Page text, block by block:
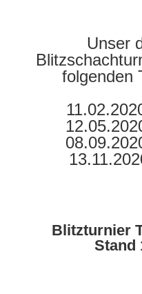
Unser
folgenden
Blitzturnier
Stand